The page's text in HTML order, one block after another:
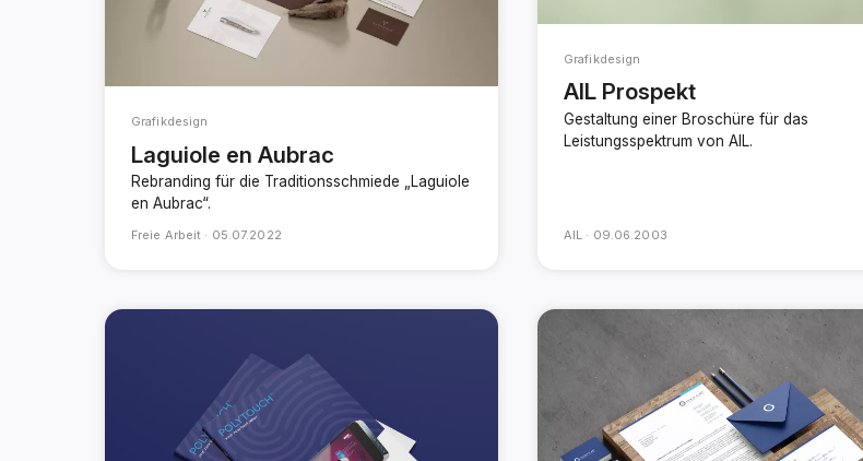
Grafikdesign
Laguiole en Aubrac
Rebranding für die Traditionsschmiede „Laguiole
en Aubrac“.
Freie Arbeit · 05.07.2022
Grafikdesign
AIL Prospekt
Gestaltung einer Broschüre für das
Leistungsspektrum von AIL.
AIL · 09.06.2003